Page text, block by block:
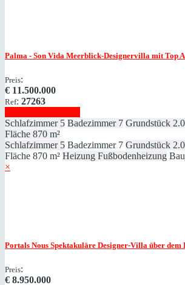
Palma - Son Vida Meerblick-Designervilla mit Top
Preis:
€ 11.500.000
Ref: 27263
Schlafzimmer 5 Badezimmer 7 Grundstück
Fläche 870 m²
Schlafzimmer 5 Badezimmer 7 Grundstück
Fläche 870 m² Heizung Fußbodenheizung
×
Portals Nous Spektakuläre Designer-Villa über dem
Preis:
€ 8.950.000